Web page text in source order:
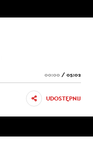
00:00 / 05:02
UDOSTĘPNIJ